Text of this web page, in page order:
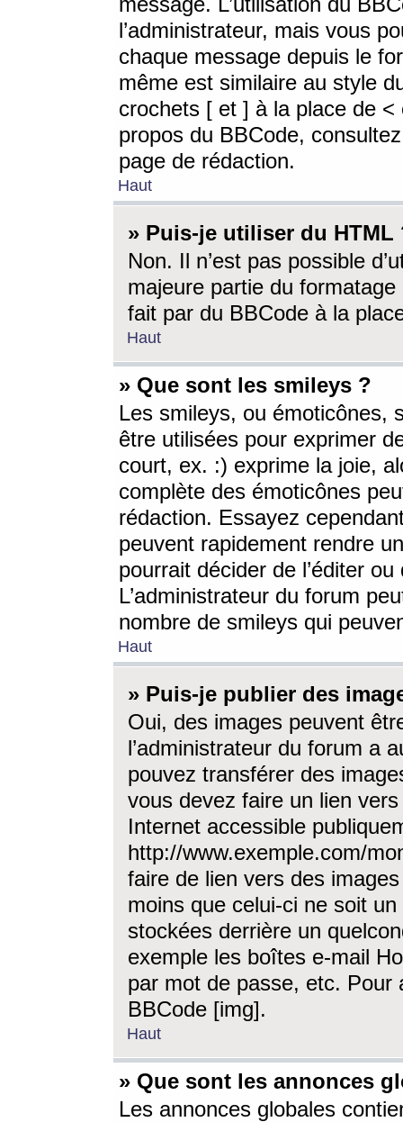
l’administrateur, mais vous
chaque message depuis le
même est similaire au style
crochets [ et ] à la place de <
propos du BBCode,
page de rédaction.
Haut
» Puis-je utiliser du HTML
Non. Il n’est pas possible
majeure partie du
fait par du BBCode à la
Haut
» Que sont les smileys ?
Les smileys, ou émoticônes,
être utilisées pour exprimer
court, ex. :) exprime la joie,
complète des émoticônes
rédaction. Essayez
peuvent rapidement rendre
pourrait décider de l’éditer
L’administrateur du forum
nombre de smileys qui
Haut
» Puis-je publier des
Oui, des images peuvent
l’administrateur du forum a
pouvez transférer des
vous devez faire un lien
Internet accessible
http://www.exemple.com/
faire de lien vers des
moins que celui-ci ne soit
stockées derrière un
exemple les boîtes e-mail
par mot de passe, etc. Pour
BBCode [img].
Haut
» Que sont les annonces
Les annonces globales